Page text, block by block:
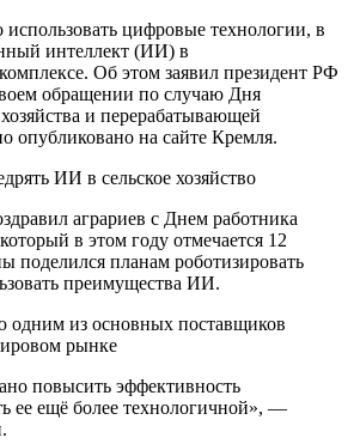
использовать цифровые технологии, в
интеллект (ИИ) в
Об этом заявил президент РФ
обращении по случаю Дня
и перерабатывающей
опубликовано на сайте Кремля.
аграриев с Днем работника
в этом году отмечается 12
поделился планам роботизировать
преимущества ИИ.
одним из основных поставщиков
рынке
повысить эффективность
ее ещё более технологичной», —